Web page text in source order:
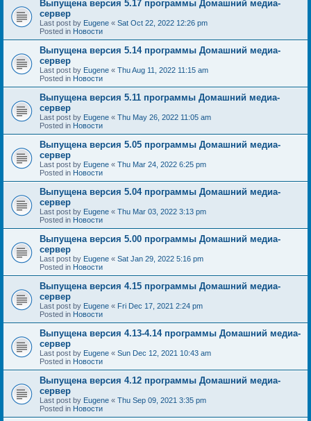
Выпущена версия 5.17 программы Домашний медиа-
сервер
Last post by Eugene « Sat Oct 22, 2022 12:26 pm
Posted in Новости
Выпущена версия 5.14 программы Домашний медиа-
сервер
Last post by Eugene « Thu Aug 11, 2022 11:15 am
Posted in Новости
Выпущена версия 5.11 программы Домашний медиа-
сервер
Last post by Eugene « Thu May 26, 2022 11:05 am
Posted in Новости
Выпущена версия 5.05 программы Домашний медиа-
сервер
Last post by Eugene « Thu Mar 24, 2022 6:25 pm
Posted in Новости
Выпущена версия 5.04 программы Домашний медиа-
сервер
Last post by Eugene « Thu Mar 03, 2022 3:13 pm
Posted in Новости
Выпущена версия 5.00 программы Домашний медиа-
сервер
Last post by Eugene « Sat Jan 29, 2022 5:16 pm
Posted in Новости
Выпущена версия 4.15 программы Домашний медиа-
сервер
Last post by Eugene « Fri Dec 17, 2021 2:24 pm
Posted in Новости
Выпущена версия 4.13-4.14 программы Домашний медиа-
сервер
Last post by Eugene « Sun Dec 12, 2021 10:43 am
Posted in Новости
Выпущена версия 4.12 программы Домашний медиа-
сервер
Last post by Eugene « Thu Sep 09, 2021 3:35 pm
Posted in Новости